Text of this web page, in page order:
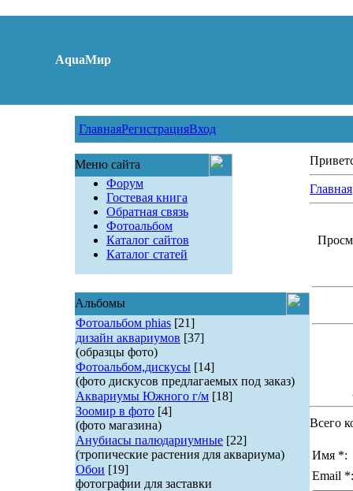
AquaМир
ГлавнаяРегистрацияВход
Меню сайта
Форум
Гостевая книга
Обратная связь
Фотоальбом
Каталог сайтов
Каталог статей
Альбомы
Фотоальбом phias [21]
дизайн аквариумов [37]
(образцы фото)
Фотоальбом,дискусы [14]
(фото дискусов предлагаемых под заказ)
Аквариумы Южного г/м [18]
Зоомир в фото [4]
(фото магазина)
Анубиасы палюдариумные [22]
(тропические растения для аквариума)
Обои [19]
фотографии для заставки
Главная
Всего
Имя *:
Email *: